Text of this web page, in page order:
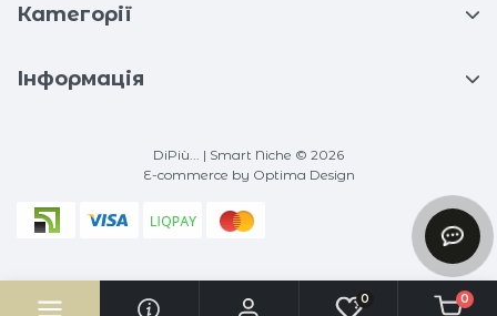
0 0
Категорії
Інформація
DiPiù... | Smart Niche © 2026
E-commerce by Optima Design